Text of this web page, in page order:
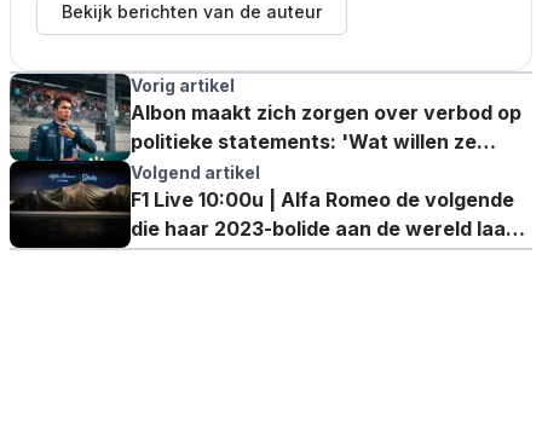
Bekijk berichten van de auteur
Vorig artikel
Albon maakt zich zorgen over verbod op
politieke statements: 'Wat willen ze
hiermee zeggen?
Volgend artikel
F1 Live 10:00u | Alfa Romeo de volgende
die haar 2023-bolide aan de wereld laat
zien